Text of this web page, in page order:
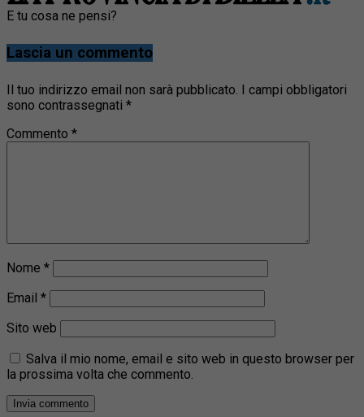
E tu cosa ne pensi?
Lascia un commento
Il tuo indirizzo email non sarà pubblicato. I campi obbligatori
sono contrassegnati *
Commento *
Nome *
Email *
Sito web
Salva il mio nome, email e sito web in questo browser per
la prossima volta che commento.